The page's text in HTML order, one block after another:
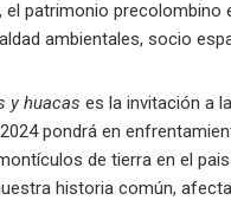
el patrimonio
ambientales, socio
y huacas es la invitación a
pondrá en
de tierra en el
historia común,